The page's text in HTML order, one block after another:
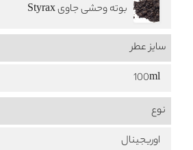
بوته وحشی جاوی Styrax
سایز عطر
100ml
نوع
اوریجینال